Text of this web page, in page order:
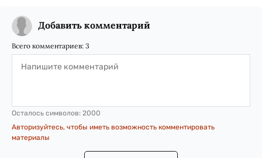
Добавить комментарий
Всего комментариев: 3
Осталось символов: 2000
Авторизуйтесь, чтобы иметь возможность комментировать
материалы